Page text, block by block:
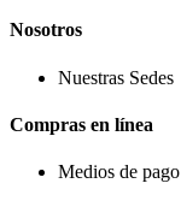
Nosotros
Nuestras Sedes
Compras en línea
Medios de pago